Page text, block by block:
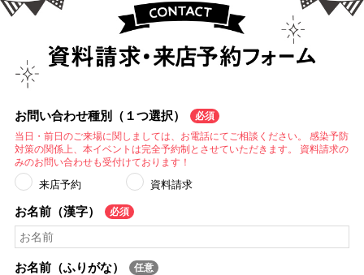
お問い合わせ種別（１つ選択）
当日・前日のご来場に関しましては、お電話にてご相談ください。 感染予防
対策の関係上、本イベントは完全予約制とさせていただきます。 資料請求の
みのお問い合わせも受付けております！
来店予約 資料請求
お名前（漢字）
お名前（ふりがな）